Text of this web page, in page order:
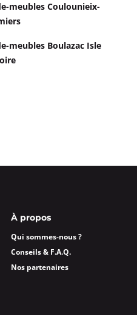
meubles Coulounieix-
meubles Boulazac Isle
À propos
Qui sommes-nous ?
Conseils & F.A.Q.
Nos partenaires